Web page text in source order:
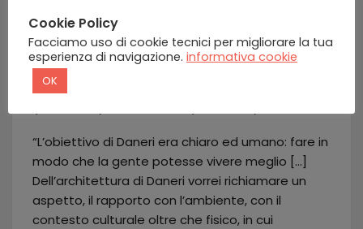
il concetto dell’abitare collettivo dapprima a
Piazza Rossetti (1934-1958) e poi nei quartieri di
edilizia residenziale pubblica dell’Ina-Casa:
Bernabò-Brea (1950-1954), Mura degli Angeli
“L’obiettivo di Daneri era chiaro ed umano: fare in
modo che la gente potesse vivere meglio […]
Dell’architettura di Daneri vorrei richiamare un
aspetto, il rapporto con l’ambiente, con il
contesto culturale oltre che fisico, in cui
Cookie Policy
Facciamo uso di cookie tecnici per migliorare la tua
esperienza di navigazione. informativa cookie
OK